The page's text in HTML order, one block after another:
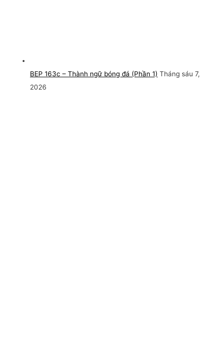
BEP 163c – Thành ngữ bóng đá (Phần 1) Tháng sáu 7,
2026